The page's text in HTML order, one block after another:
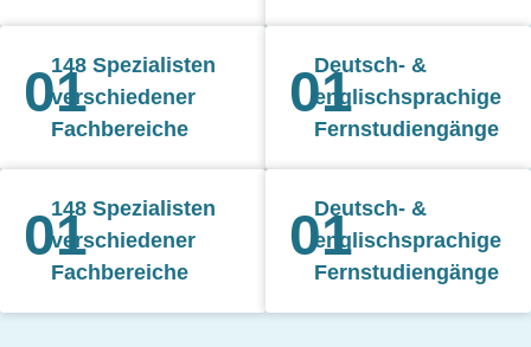
01
148 Spezialisten
verschiedener
Fachbereiche
01
Deutsch- &
englischsprachige
Fernstudiengänge
01
148 Spezialisten
verschiedener
Fachbereiche
01
Deutsch- &
englischsprachige
Fernstudiengänge